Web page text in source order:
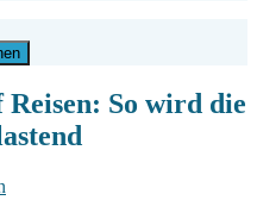
Reisen: So wird die